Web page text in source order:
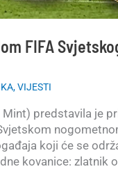
FIFA
,VIJESTI
predstavila je
koji će se
kovanice: zlatnik